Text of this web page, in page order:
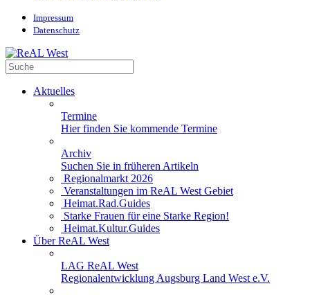
Impressum
Datenschutz
Aktuelles
Termine
Hier finden Sie kommende Termine
Archiv
Suchen Sie in früheren Artikeln
Regionalmarkt 2026
Veranstaltungen im ReAL West Gebiet
Heimat.Rad.Guides
Starke Frauen für eine Starke Region!
Heimat.Kultur.Guides
Über ReAL West
LAG ReAL West
Regionalentwicklung Augsburg Land West e.V.